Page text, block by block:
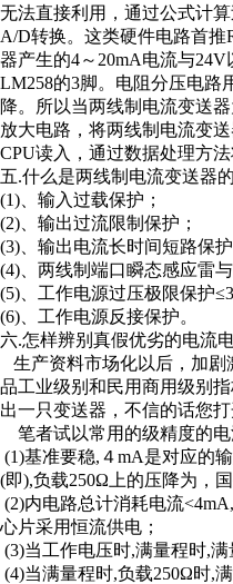
无法直接利用，通过公式计
A/D转换。这类硬件电路首
器产生的4～20mA电流与
LM258的3脚。电阻分压电路
降。所以当两线制电流变送
放大电路，将两线制电流变
CPU读入，通过数据处理方
五.什么是两线制电流变送器
(1)、输入过载保护；
(2)、输出过流限制保护；
(3)、输出电流长时间短路保护
(4)、两线制端口瞬态感应雷
(5)、工作电源过压极限保护
(6)、工作电源反接保护。
六.怎样辨别真假优劣的电流
生产资料市场化以后，加剧
品工业级别和民用商用级别
出一只变送器，不信的话您
笔者试以常用的级精度的
(1)基准要稳,４mA是对应的
(即),负载250Ω上的压降为，
(2)内电路总计消耗电流
心片采用恒流供电；
(3)当工作电压时,满量程时,
(4)当满量程时,负载250Ω时,